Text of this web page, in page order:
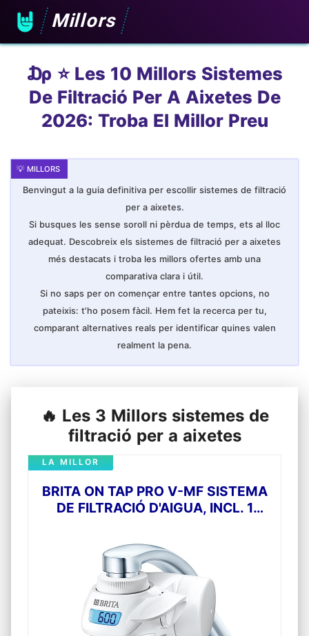
Millors
₯ ⭐️ Les 10 Millors Sistemes
De Filtració Per A Aixetes De
2026: Troba El Millor Preu
Benvingut a la guia definitiva per escollir sistemes de filtració
per a aixetes.
Si busques les sense soroll ni pèrdua de temps, ets al lloc
adequat. Descobreix els sistemes de filtració per a aixetes
més destacats i troba les millors ofertes amb una
comparativa clara i útil.
Si no saps per on començar entre tantes opcions, no
pateixis: t'ho posem fàcil. Hem fet la recerca per tu,
comparant alternatives reals per identificar quines valen
realment la pena.
🔥 Les 3 Millors sistemes de
filtració per a aixetes
BRITA ON TAP PRO V-MF SISTEMA
DE FILTRACIÓ D'AIGUA, INCL. 1
AIGUA 99,99% LLIURE DE BACTERIS
I SOSTENIBLE AMB UNA
TECNOLOGIA DE FILTRACIÓ PER A
UN EXCEL·LENT SABOR
LA MILLOR